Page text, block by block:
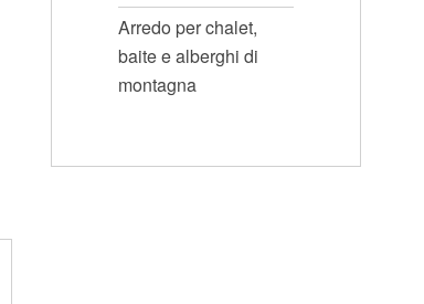
Arredo per chalet,
baite e alberghi di
montagna